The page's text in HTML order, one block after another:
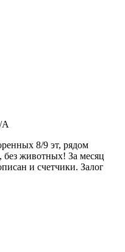
А
8/9 эт, рядом
животных! За месяц
и счетчики. Залог